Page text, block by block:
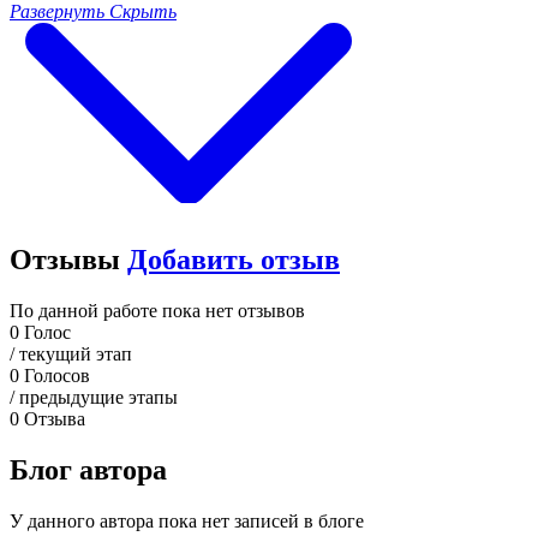
Развернуть Скрыть
Отзывы Добавить отзыв
По данной работе пока нет отзывов
0 Голос
/ текущий этап
0 Голосов
/ предыдущие этапы
0 Отзыва
Блог автора
У данного автора пока нет записей в блоге